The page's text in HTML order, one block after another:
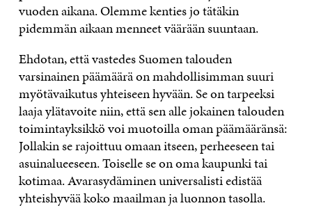
vuoden aikana. Olemme kenties jo tätäkin
pidemmän aikaan menneet väärään suuntaan.
Ehdotan, että vastedes Suomen talouden
varsinainen päämäärä on mahdollisimman suuri
myötävaikutus yhteiseen hyvään. Se on tarpeeksi
laaja ylätavoite niin, että sen alle jokainen talouden
toimintayksikkö voi muotoilla oman päämääränsä:
Jollakin se rajoittuu omaan itseen, perheeseen tai
asuinalueeseen. Toiselle se on oma kaupunki tai
kotimaa. Avarasydäminen universalisti edistää
yhteishyvää koko maailman ja luonnon tasolla.